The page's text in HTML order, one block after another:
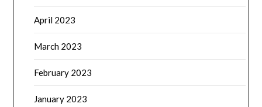
April 2023
March 2023
February 2023
January 2023